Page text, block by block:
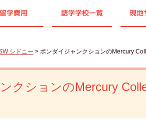
留学費用 語学学校一覧 現地
シドニー > ボンダイジャンクションのMercury
クションのMercury